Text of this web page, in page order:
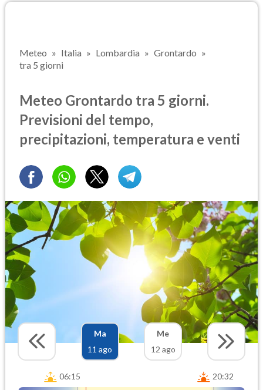
Meteo Italia Lombardia
Grontardo
tra 5 giorni
Meteo Grontardo tra 5 giorni.
Previsioni del tempo,
precipitazioni, temperatura e venti
Ma
11 ago
Me
12 ago
06:15 20:32